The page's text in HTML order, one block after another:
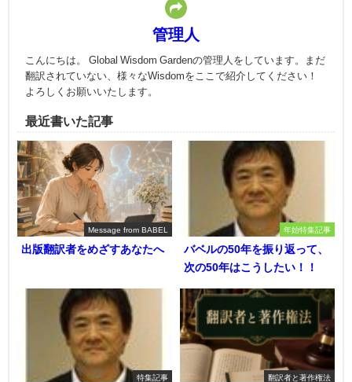
管理人
こんにちは。 Global Wisdom Gardenの管理人をしています。まだ
翻訳されていない、様々なWisdomをここで紹介してください！
よろしくお願いいたします。
最近書いた記事
Message from BABEL
出版翻訳者をめざすあなたへ
年始特集記事
バベルの50年を振り返って、
次の50年はこうしたい！！
特集記事 翻訳者と著作権法